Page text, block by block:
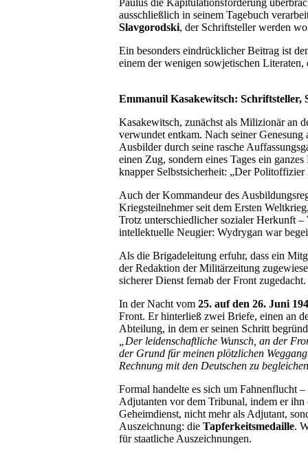
Paulus die Kapitulationsforderung
ausschließlich in seinem Tagebuch
Slavgorodski, der Schriftsteller werden
Ein besonders eindrücklicher Beitrag ist
einem der wenigen sowjetischen
Emmanuil Kasakewitsch:
Kasakewitsch, zunächst als Milizionär an
verwundet entkam. Nach seiner
Ausbilder durch seine rasche
einen Zug, sondern eines Tages ein
knapper Selbstsicherheit: „Der Politoffizier
Auch der Kommandeur des
Kriegsteilnehmer seit dem Ersten
Trotz unterschiedlicher sozialer Herkunft
intellektuelle Neugier: Wydrygan war
Als die Brigadeleitung erfuhr, dass ein
der Redaktion der Militärzeitung
sicherer Dienst fernab der Front
In der Nacht vom 25. auf den 26. Juni
Front. Er hinterließ zwei Briefe, einen an
Abteilung, in dem er seinen Schritt
„Der leidenschaftliche Wunsch, an der
der Grund für meinen plötzlichen
Rechnung mit den Deutschen zu
Formal handelte es sich um Fahnenflucht
Adjutanten vor dem Tribunal, indem er
Geheimdienst, nicht mehr als Adjutant,
Auszeichnung: die Tapferkeitsmedaille.
für staatliche Auszeichnungen.